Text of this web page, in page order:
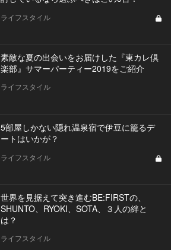
ライフスタイル
素敵な夏の出会いをお届けした『東カレ倶
楽部』サマーパーティー2019をご紹介
ライフスタイル
5部屋しかない隠れ温泉宿で伊豆に籠るデ
ートはいかが？
ライフスタイル
世界を見据えて突き進むBE:FIRSTの、
SHUNTO、RYOKI、SOTA、３人の絆と
は？
ライフスタイル